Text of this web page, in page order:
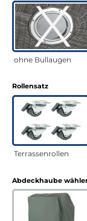
ohne Bullaugen
Rollensatzauswählen
Terrassenrollen
Abdeckhaube